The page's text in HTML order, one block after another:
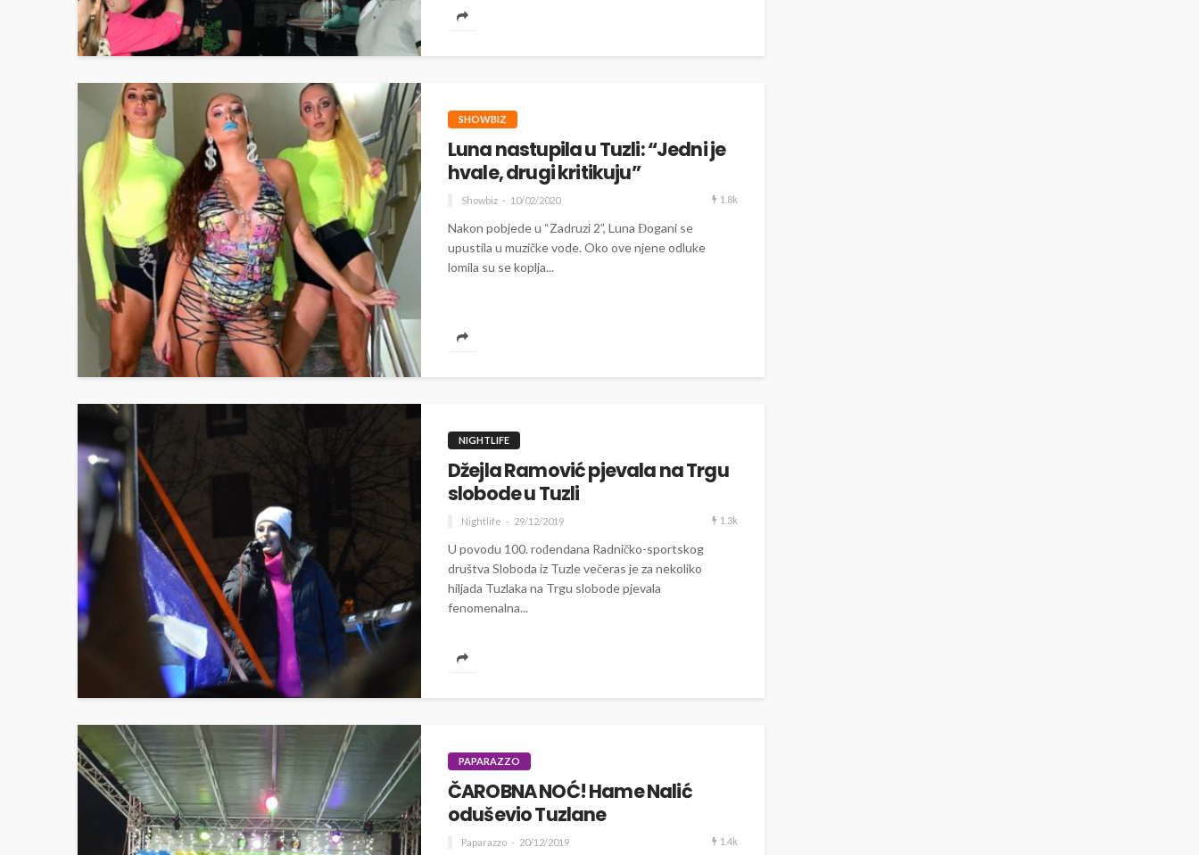
SHOWBIZ
Luna nastupila u Tuzli: “Jedni je
hvale, drugi kritikuju”
Showbiz 10/02/2020 1.8k
Nakon pobjede u “Zadruzi 2”, Luna Đogani se
upustila u muzičke vode. Oko ove njene odluke
lomila su se koplja...
NIGHTLIFE
Džejla Ramović pjevala na Trgu
slobode u Tuzli
Nightlife 29/12/2019 1.3k
U povodu 100. rođendana Radničko-sportskog
društva Sloboda iz Tuzle večeras je za nekoliko
hiljada Tuzlaka na Trgu slobode pjevala
fenomenalna...
PAPARAZZO
ČAROBNA NOĆ! Hame Nalić
oduševio Tuzlane
Paparazzo 20/12/2019 1.4k